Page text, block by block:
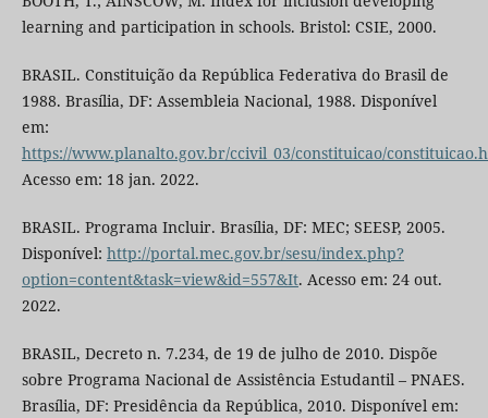
learning and participation in schools. Bristol: CSIE, 2000.
BRASIL. Constituição da República Federativa do Brasil de
1988. Brasília, DF: Assembleia Nacional, 1988. Disponível
em:
https://www.planalto.gov.br/ccivil_03/constituicao/
Acesso em: 18 jan. 2022.
BRASIL. Programa Incluir. Brasília, DF: MEC; SEESP, 2005.
Disponível: http://portal.mec.gov.br/sesu/index.php?
option=content&task=view&id=557&It. Acesso em: 24 out.
2022.
BRASIL, Decreto n. 7.234, de 19 de julho de 2010. Dispõe
sobre Programa Nacional de Assistência Estudantil – PNAES.
Brasília, DF: Presidência da República, 2010. Disponível em: